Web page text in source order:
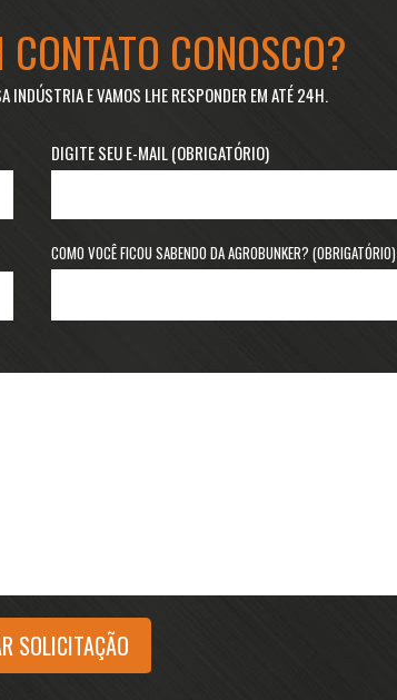
CONTATO CONOSCO?
INDÚSTRIA E VAMOS LHE RESPONDER EM ATÉ 24H.
DIGITE SEU E-MAIL (OBRIGATÓRIO)
COMO VOCÊ FICOU SABENDO DA AGROBUNKER? (OBRIGATÓRIO)